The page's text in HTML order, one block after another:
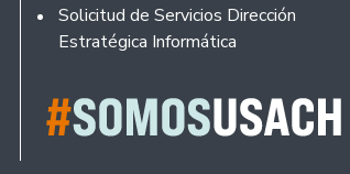
Solicitud de Servicios Dirección
Estratégica Informática